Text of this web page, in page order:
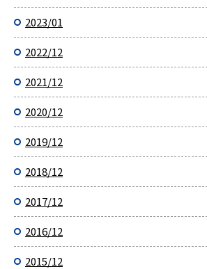
2023/01
2022/12
2021/12
2020/12
2019/12
2018/12
2017/12
2016/12
2015/12